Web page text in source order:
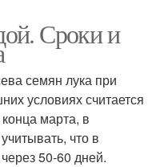
Сроки и
семян лука при
условиях считается
марта, в
что в
50-60 дней.